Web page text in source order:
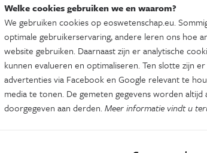
Technologie
Een prachtig
biomimetica:
Welke cookies gebruiken we en waarom?
We gebruiken cookies op eoswetenschap.eu.
optimale gebruikerservaring, andere leren ons hoe
website gebruiken. Daarnaast zijn er analytische
kunnen evalueren en optimaliseren. Ten slotte zijn
advertenties via Facebook en Google relevant te
media te tonen. De gemeten gegevens worden
doorgegeven aan derden.Meer informatie vindt u